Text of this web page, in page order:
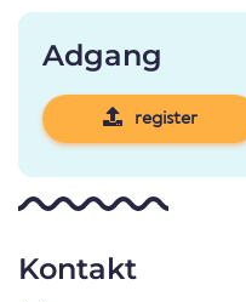
Adgang
register
Kontakt